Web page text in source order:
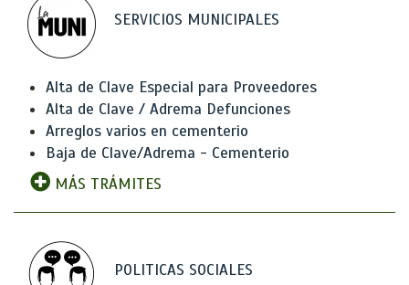
SERVICIOS MUNICIPALES
Alta de Clave Especial para Proveedores
Alta de Clave / Adrema Defunciones
Arreglos varios en cementerio
Baja de Clave/Adrema - Cementerio
MÁS TRÁMITES
POLITICAS SOCIALES